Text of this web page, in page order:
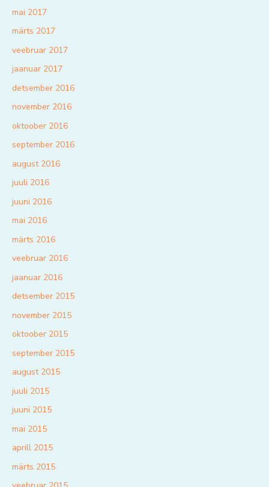
mai 2017
märts 2017
veebruar 2017
jaanuar 2017
detsember 2016
november 2016
oktoober 2016
september 2016
august 2016
juuli 2016
juuni 2016
mai 2016
märts 2016
veebruar 2016
jaanuar 2016
detsember 2015
november 2015
oktoober 2015
september 2015
august 2015
juuli 2015
juuni 2015
mai 2015
aprill 2015
märts 2015